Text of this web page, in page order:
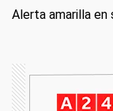
Alerta amarilla